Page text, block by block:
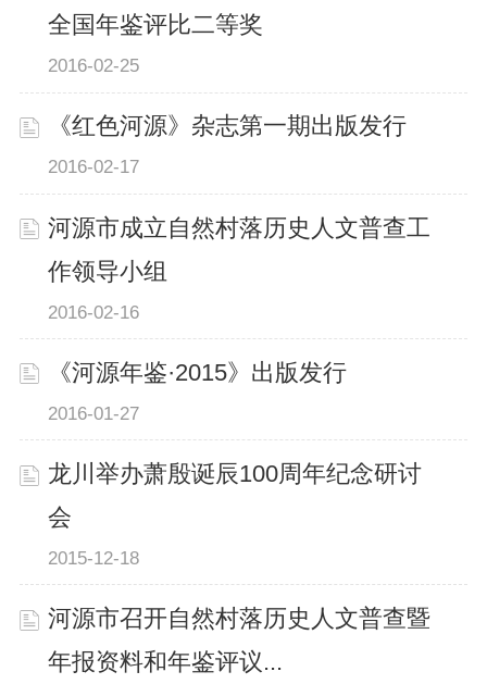
全国年鉴评比二等奖
2016-02-25
《红色河源》杂志第一期出版发行
2016-02-17
河源市成立自然村落历史人文普查工
作领导小组
2016-02-16
《河源年鉴·2015》出版发行
2016-01-27
龙川举办萧殷诞辰100周年纪念研讨
会
2015-12-18
河源市召开自然村落历史人文普查暨
年报资料和年鉴评议...